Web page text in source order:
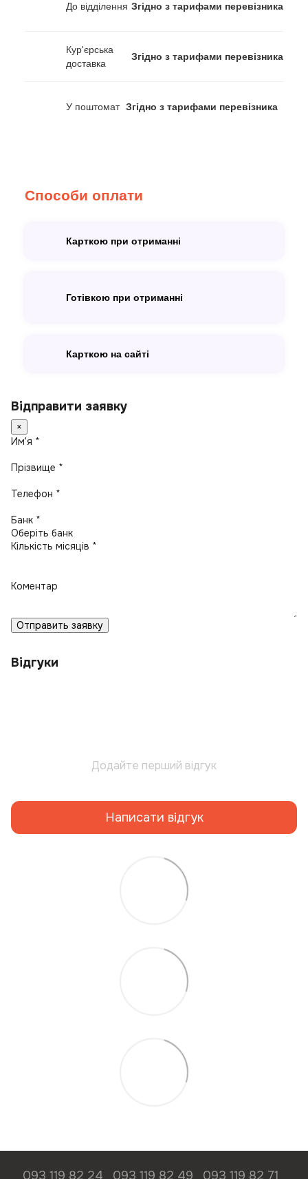
До відділення Згідно з тарифами перевізника
Кур'єрська
доставка
Згідно з тарифами перевізника
У поштомат Згідно з тарифами перевізника
Способи оплати
Карткою при отриманні
Готівкою при отриманні
Карткою на сайті
Відправити заявку
×
Имʼя *
Прізвище *
Телефон *
Банк *
Кількість місяців *
Коментар
Отправить заявку
Відгуки
Додайте перший відгук
Написати відгук
093 119 82 24 093 119 82 49 093 119 82 71